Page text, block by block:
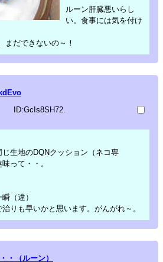
ルーン肝臓悪いらし
い。食事には気を付け
まだできないの～！
ID:GcIs8SH72.
生地のDQNクッション（ネコ専
って・・。
（違）
りも早いかと思います。がんがれ～。
・（ルーン）